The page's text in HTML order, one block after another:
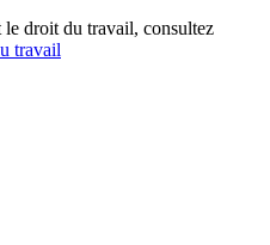
le droit du travail, consultez
travail